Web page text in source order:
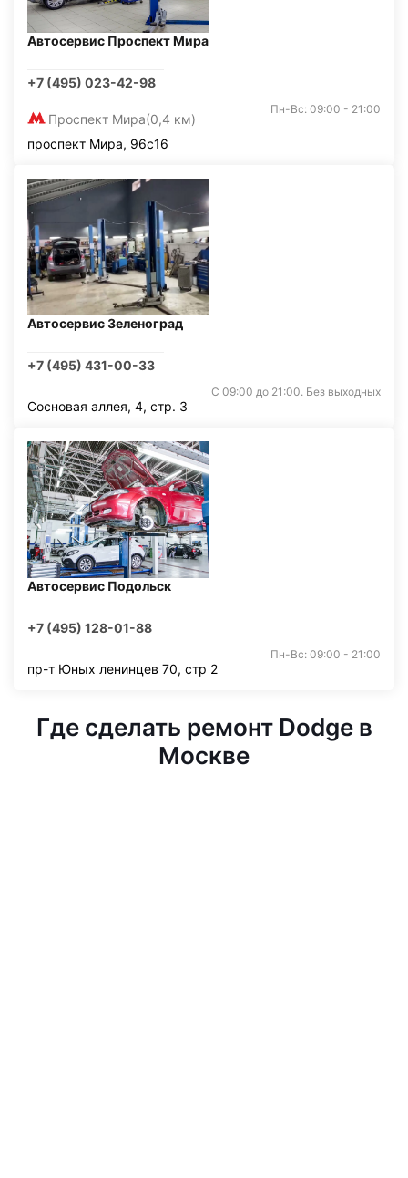
Автосервис Проспект Мира
+7 (495) 023-42-98
Проспект Мира(0,4 км)
Пн-Вс: 09:00 - 21:00
проспект Мира, 96с16
Автосервис Зеленоград
+7 (495) 431-00-33
С 09:00 до 21:00. Без выходных
Сосновая аллея, 4, стр. 3
Автосервис Подольск
+7 (495) 128-01-88
Пн-Вс: 09:00 - 21:00
пр-т Юных ленинцев 70, стр 2
Где сделать ремонт Dodge в
Москве